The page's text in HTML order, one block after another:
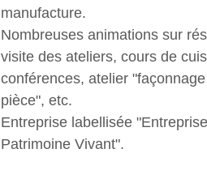
manufacture.
Nombreuses animations sur
visite des ateliers, cours de
conférences, atelier
pièce", etc.
Entreprise labellisée
Patrimoine Vivant".